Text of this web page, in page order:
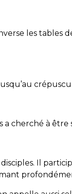
les tables
a cherché à être
disciples. Il